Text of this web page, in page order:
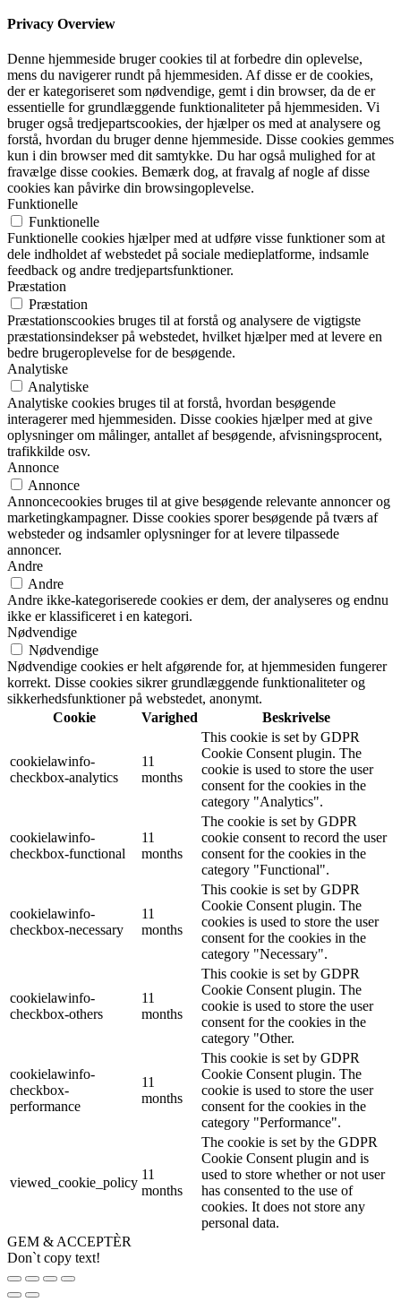
Privacy Overview
Denne hjemmeside bruger cookies til at forbedre din oplevelse,
mens du navigerer rundt på hjemmesiden. Af disse er de cookies,
der er kategoriseret som nødvendige, gemt i din browser, da de er
essentielle for grundlæggende funktionaliteter på hjemmesiden. Vi
bruger også tredjepartscookies, der hjælper os med at analysere og
forstå, hvordan du bruger denne hjemmeside. Disse cookies gemmes
kun i din browser med dit samtykke. Du har også mulighed for at
fravælge disse cookies. Bemærk dog, at fravalg af nogle af disse
cookies kan påvirke din browsingoplevelse.
Funktionelle
Funktionelle
Funktionelle cookies hjælper med at udføre visse funktioner som at
dele indholdet af webstedet på sociale medieplatforme, indsamle
feedback og andre tredjepartsfunktioner.
Præstation
Præstation
Præstationscookies bruges til at forstå og analysere de vigtigste
præstationsindekser på webstedet, hvilket hjælper med at levere en
bedre brugeroplevelse for de besøgende.
Analytiske
Analytiske
Analytiske cookies bruges til at forstå, hvordan besøgende
interagerer med hjemmesiden. Disse cookies hjælper med at give
oplysninger om målinger, antallet af besøgende, afvisningsprocent,
trafikkilde osv.
Annonce
Annonce
Annoncecookies bruges til at give besøgende relevante annoncer og
marketingkampagner. Disse cookies sporer besøgende på tværs af
websteder og indsamler oplysninger for at levere tilpassede
annoncer.
Andre
Andre
Andre ikke-kategoriserede cookies er dem, der analyseres og endnu
ikke er klassificeret i en kategori.
Nødvendige
Nødvendige
Nødvendige cookies er helt afgørende for, at hjemmesiden fungerer
korrekt. Disse cookies sikrer grundlæggende funktionaliteter og
sikkerhedsfunktioner på webstedet, anonymt.
Cookie
Varighed Beskrivelse
cookielawinfo-
checkbox-analytics
11
months
This cookie is set by GDPR
Cookie Consent plugin. The
cookie is used to store the user
consent for the cookies in the
category "Analytics".
cookielawinfo-
checkbox-functional
11
months
The cookie is set by GDPR
cookie consent to record the user
consent for the cookies in the
category "Functional".
cookielawinfo-
checkbox-necessary
11
months
This cookie is set by GDPR
Cookie Consent plugin. The
cookies is used to store the user
consent for the cookies in the
category "Necessary".
cookielawinfo-
checkbox-others
11
months
This cookie is set by GDPR
Cookie Consent plugin. The
cookie is used to store the user
consent for the cookies in the
category "Other.
cookielawinfo-
checkbox-
performance
11
months
This cookie is set by GDPR
Cookie Consent plugin. The
cookie is used to store the user
consent for the cookies in the
category "Performance".
viewed_cookie_policy
11
months
The cookie is set by the GDPR
Cookie Consent plugin and is
used to store whether or not user
has consented to the use of
cookies. It does not store any
personal data.
GEM & ACCEPTÈR
Don`t copy text!